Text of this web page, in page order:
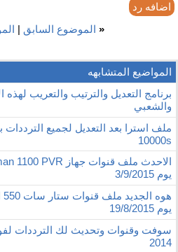
اضافه رد
« الموضوع السابق |
المواضيع المتشابهه
برنامج التعديل والترتيب والتعريب لهذه
والشعبي
10000s
يوم 3/9/2015
يوم 19/8/2015
2014